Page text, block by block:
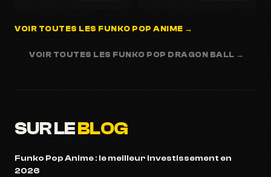
VOIR TOUTES LES FUNKO POP ANIME →
VOIR TOUTES LES FUNKO POP DRAGON BALL →
SUR LEBLOG
Funko Pop Anime : le meilleur investissement en
2026